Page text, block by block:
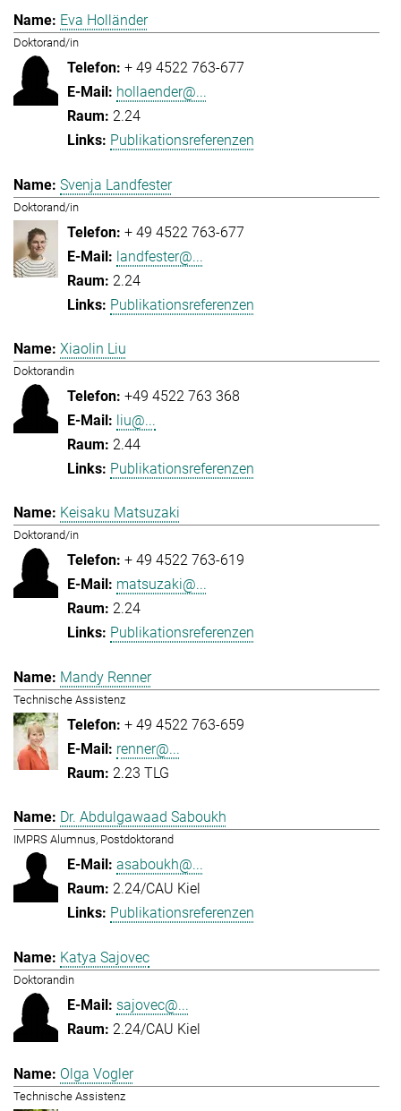
Eva Holländer
Doktorand/in
+ 49 4522 763-677
hollaender@...
2.24
Publikationsreferenzen
Svenja Landfester
Doktorand/in
+ 49 4522 763-677
landfester@...
2.24
Publikationsreferenzen
Xiaolin Liu
Doktorandin
+49 4522 763 368
liu@...
2.44
Publikationsreferenzen
Keisaku Matsuzaki
Doktorand/in
+ 49 4522 763-619
matsuzaki@...
2.24
Publikationsreferenzen
Mandy Renner
Technische Assistenz
+ 49 4522 763-659
renner@...
2.23 TLG
Dr. Abdulgawaad Saboukh
IMPRS Alumnus, Postdoktorand
asaboukh@...
2.24/CAU Kiel
Publikationsreferenzen
Katya Sajovec
Doktorandin
sajovec@...
2.24/CAU Kiel
Olga Vogler
Technische Assistenz